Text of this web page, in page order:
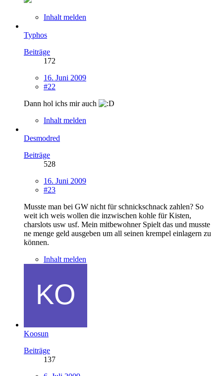
Inhalt melden
Typhos
Beiträge
172
16. Juni 2009
#22
Dann hol ichs mir auch
Inhalt melden
Desmodred
Beiträge
528
16. Juni 2009
#23
Musste man bei GW nicht für schnickschnack zahlen? So
weit ich weis wollen die inzwischen kohle für Kisten,
charslots usw usf. Mein mitbewohner Spielt das und musste
ne menge geld ausgeben um all seinen krempel einlagern zu
können.
Inhalt melden
Koosun
Beiträge
137